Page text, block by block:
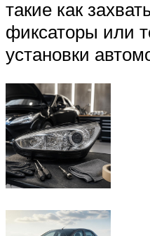
такие как
фиксаторы или
установки